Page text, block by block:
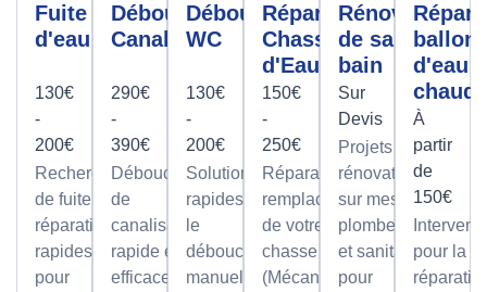
Fuite
d'eau
130€
-
200€
Recherche
de fuite et
réparation
rapides
pour
Débouchage
Canalisation
290€
-
390€
Débouchage
de
canalisation
rapide et
efficace par
Débouchage
WC
130€
-
200€
Solutions
rapides pour
le
débouchage
manuel de
Réparation
Chasse
d'Eau
150€
-
250€
Réparation et
remplacement
de votre
chasse d'eau
(Mécanisme
Rénovation
de salle de
bain
Sur
Devis
Projets de
rénovation
sur mesure
plomberie
et sanitaire
pour
ballon
d'eau
À
partir
de
150€
pour la